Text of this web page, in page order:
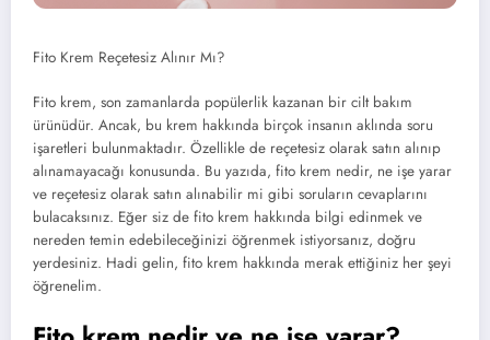
Fito Krem Reçetesiz Alınır Mı?
Fito krem, son zamanlarda popülerlik kazanan bir cilt bakım
ürünüdür. Ancak, bu krem hakkında birçok insanın aklında soru
işaretleri bulunmaktadır. Özellikle de reçetesiz olarak satın alınıp
alınamayacağı konusunda. Bu yazıda, fito krem nedir, ne işe yarar
ve reçetesiz olarak satın alınabilir mi gibi soruların cevaplarını
bulacaksınız. Eğer siz de fito krem hakkında bilgi edinmek ve
nereden temin edebileceğinizi öğrenmek istiyorsanız, doğru
yerdesiniz. Hadi gelin, fito krem hakkında merak ettiğiniz her şeyi
öğrenelim.